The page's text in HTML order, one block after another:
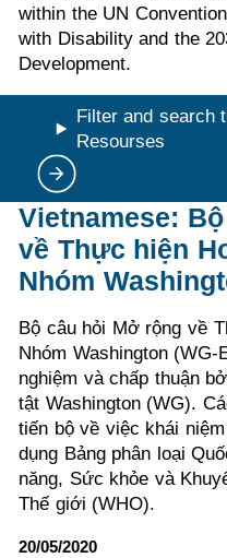
within the UN
with Disability and the
Development.
Filter and search
Resourses
Vietnamese:
về Thực hiện
Nhóm
Bộ câu hỏi Mở rộng về
Nhóm Washington
nghiệm và chấp thuận
tật Washington (WG).
tiến bộ về việc khái
dụng Bảng phân loại
năng, Sức khỏe và
Thế giới (WHO).
20/05/2020